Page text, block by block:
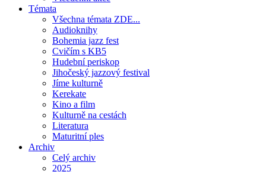
Témata
Všechna témata ZDE...
Audioknihy
Bohemia jazz fest
Cvičím s KB5
Hudební periskop
Jihočeský jazzový festival
Jíme kulturně
Kerekate
Kino a film
Kulturně na cestách
Literatura
Maturitní ples
Archiv
Celý archiv
2025